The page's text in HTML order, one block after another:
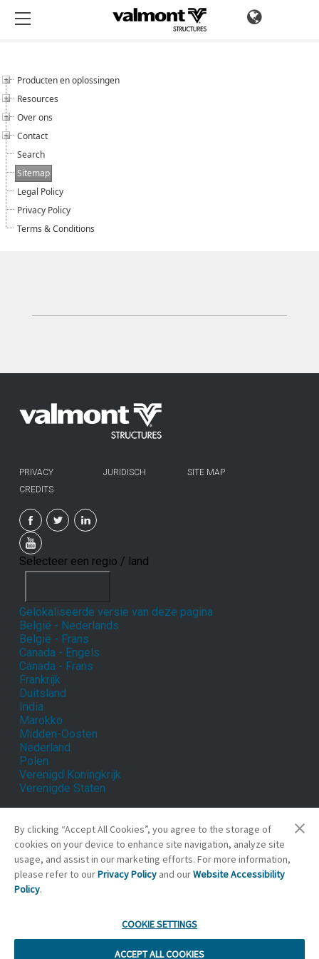
Producten en oplossingen
Resources
Over ons
Contact
Search
Sitemap
Legal Policy
Privacy Policy
Terms & Conditions
PRIVACY JURIDISCH
SITE MAP
CREDITS
Selecteer een regio / land
Gelokaliseerde versie van deze pagina
België - Nederlands
België - Frans
Canada - Engels
Canada - Frans
Frankrijk
Duitsland
India
Marokko
Midden-Oosten
Nederland
Polen
Verenigd Koningkrijk
Verenigde Staten
© 2024 Valmont Industries, Inc.
By clicking “Accept All Cookies”, you agree to the storage of
cookies on your device to enhance site navigation, analyze site
usage, and assist in our marketing efforts. For more information,
please refer to ourPrivacy Policy and ourWebsite Accessibility
Policy.
COOKIE SETTINGS
ACCEPT ALL COOKIES
Cookie Preferences
Locations